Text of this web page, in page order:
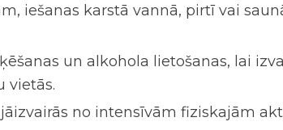
iešanas karstā vannā, pirtī vai
un alkohola lietošanas, lai
vietās.
jāizvairās no intensīvām fiziskajām